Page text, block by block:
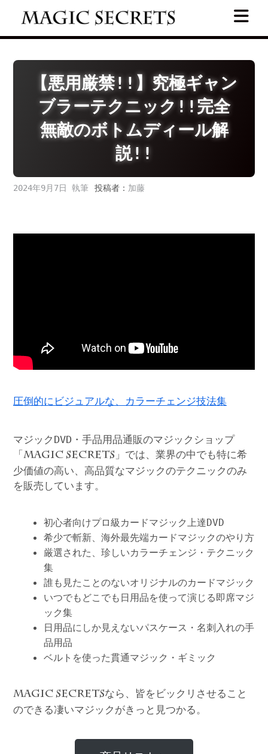
【悪用厳禁!!】究極ギャン
ブラーテクニック!!完全
無敵のボトムディール解
説!!
2024年9月7日 投稿者： 加藤
圧倒的にビジュアルな、カラーチェンジ技法集
マジックDVD・手品用品通販のマジックショップ
「 MAGIC SECRETS 」では、業界の中でも特に希
少価値の高い、高品質なマジックのテクニックのみ
を販売しています。
初心者向けプロ級カードマジック上達DVD
希少で斬新、海外最先端カードマジックのやり方
厳選された、珍しいカラーチェンジ・テクニック
集
誰も見たことのないオリジナルのカードマジック
いつでもどこでも日用品を使って演じる即席マジ
ック集
日用品にしか見えないパスケース・名刺入れの手
品用品
ベルトを使った貫通マジック・ギミック
MAGIC SECRETSなら、皆をビックリさせること
のできる凄いマジックがきっと見つかる。